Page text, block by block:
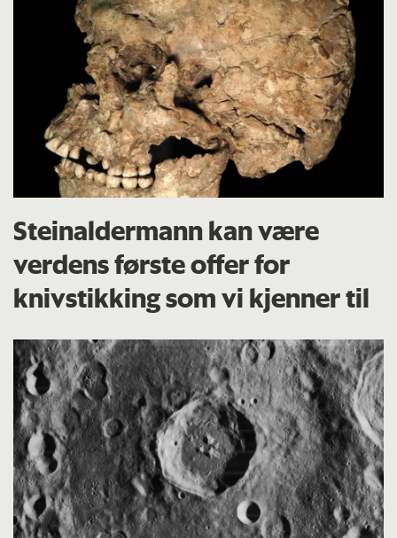
Steinaldermann kan være
verdens første offer for
knivstikking som vi kjenner til